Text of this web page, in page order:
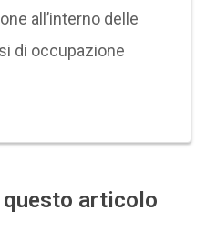
all’interno delle
di occupazione
articolo